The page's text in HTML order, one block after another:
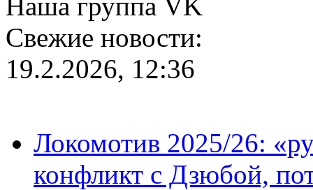
Свежие новости:
19.2.2026, 12:36
Локомотив 2025/26:
конфликт с Дзюбой,